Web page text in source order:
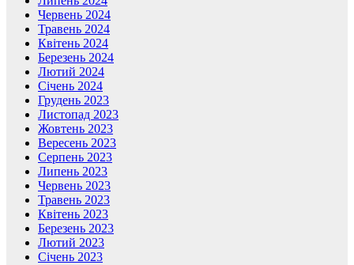
Червень 2024
Травень 2024
Квітень 2024
Березень 2024
Лютий 2024
Січень 2024
Грудень 2023
Листопад 2023
Жовтень 2023
Вересень 2023
Серпень 2023
Липень 2023
Червень 2023
Травень 2023
Квітень 2023
Березень 2023
Лютий 2023
Січень 2023